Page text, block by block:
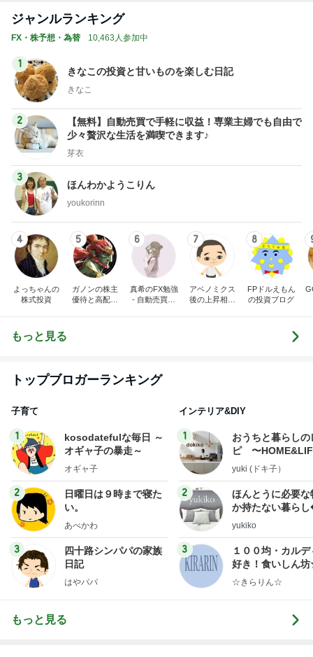
ジャンルランキング
FX・株予想・為替 10,463人参加中
1
きなこの投資と甘いものを楽しむ日記
きなこ
2
【無料】自動売買で手軽に収益！専業主婦でも自由で
少々贅沢な生活を満喫できます♪
芽衣
3
ほんわかようこりん
youkorinn
4
よっちゃんの
株式投資
5
ガノンの株主
優待と高配当
6
真希のFX勉強
- 自動売買と
7
アベノミクス
後の上昇相場
8
FPドルえもん
の投資ブログ
もっと見る
トップブロガーランキング
子育て
1
kosodatefulな毎日 ～
オギャ子の暴走～
オギャ子
2
日曜日は９時まで寝た
い。
あべかわ
3
四十路シンパパの家族
日記
はやパパ
インテリア&DIY
1
おうちと暮らしの
ピ 〜
yuki (ドキ子）
2
ほんとうに必要な
か持たない暮ら
ep Life Simple◆
yukiko
3
１００均・カルデ
好き！食いしん
らりん☆のブログ
☆きらりん☆
もっと見る